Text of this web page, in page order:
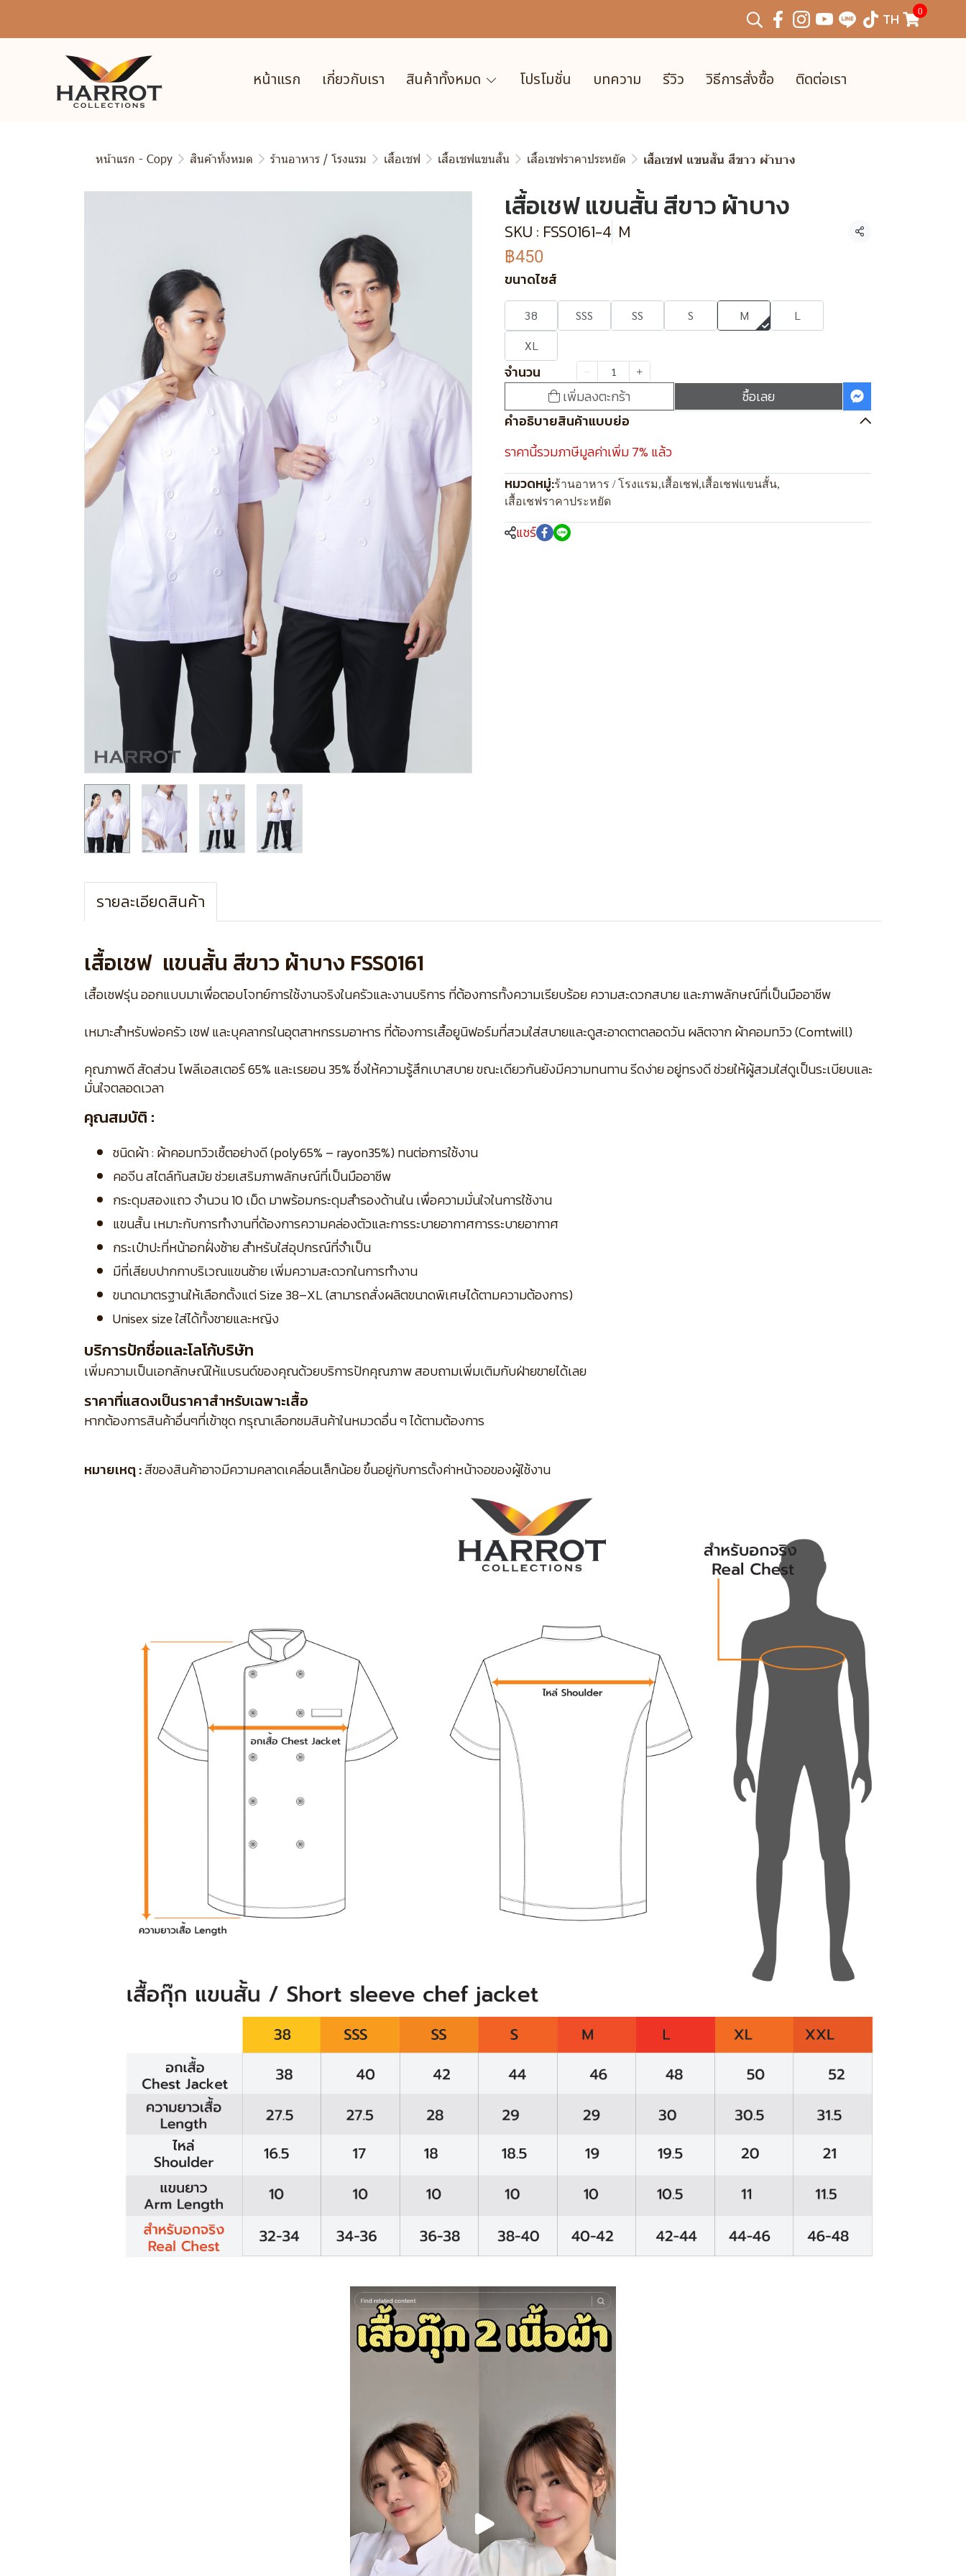
TH 0
หน้าแรก เกี่ยวกับเรา สินค้าทั้งหมด โปรโมชั่น บทความ รีวิว วิธีการสั่งซื้อ ติดต่อเรา
หน้าแรก - Copy สินค้าทั้งหมด ร้านอาหาร / โรงแรม เสื้อเชฟ เสื้อเชฟแขนสั้น เสื้อเชฟราคาประหยัด เสื้อเชฟ แขนสั้น สีขาว ผ้าบาง
เสื้อเชฟ แขนสั้น สีขาว ผ้าบาง
SKU : FSS0161-4 M แชร์
฿450
ขนาดไซส์
38 SSS SS S M
L
XL
จำนวน
เพิ่มลงตะกร้า
ซื้อเลย
คำอธิบายสินค้าแบบย่อ
ราคานี้รวมภาษีมูลค่าเพิ่ม 7% แล้ว
หมวดหมู่:ร้านอาหาร / โรงแรม,เสื้อเชฟ,เสื้อเชฟแขนสั้น,
เสื้อเชฟราคาประหยัด
แชร์
รายละเอียดสินค้า
เสื้อเชฟ แขนสั้น สีขาว ผ้าบาง FSS0161
เสื้อเชฟรุ่น ออกแบบมาเพื่อตอบโจทย์การใช้งานจริงในครัวและงานบริการ ที่ต้องการทั้งความเรียบร้อย ความสะดวกสบาย และภาพลักษณ์ที่เป็นมืออาชีพ
เหมาะสำหรับพ่อครัว เชฟ และบุคลากรในอุตสาหกรรมอาหาร ที่ต้องการเสื้อยูนิฟอร์มที่สวมใส่สบายและดูสะอาดตาตลอดวัน ผลิตจาก ผ้าคอมทวิว (Comtwill)
คุณภาพดี สัดส่วน โพลีเอสเตอร์ 65% และเรยอน 35% ซึ่งให้ความรู้สึกเบาสบาย ขณะเดียวกันยังมีความทนทาน รีดง่าย อยู่ทรงดี ช่วยให้ผู้สวมใส่ดูเป็นระเบียบและ
มั่นใจตลอดเวลา
คุณสมบัติ :
ชนิดผ้า : ผ้าคอมทวิวเชิ้ตอย่างดี (poly65% – rayon35%) ทนต่อการใช้งาน
คอจีน สไตล์ทันสมัย ช่วยเสริมภาพลักษณ์ที่เป็นมืออาชีพ
กระดุมสองแถว จำนวน 10 เม็ด มาพร้อมกระดุมสำรองด้านใน เพื่อความมั่นใจในการใช้งาน
แขนสั้น เหมาะกับการทำงานที่ต้องการความคล่องตัวและการระบายอากาศการระบายอากาศ
กระเป๋าปะที่หน้าอกฝั่งซ้าย สำหรับใส่อุปกรณ์ที่จำเป็น
มีที่เสียบปากกาบริเวณแขนซ้าย เพิ่มความสะดวกในการทำงาน
ขนาดมาตรฐานให้เลือกตั้งแต่ Size 38–XL (สามารถสั่งผลิตขนาดพิเศษได้ตามความต้องการ)
Unisex size ใส่ได้ทั้งชายและหญิง
บริการปักชื่อและโลโก้บริษัท
เพิ่มความเป็นเอกลักษณ์ให้แบรนด์ของคุณด้วยบริการปักคุณภาพ สอบถามเพิ่มเติมกับฝ่ายขายได้เลย
ราคาที่แสดงเป็นราคาสำหรับเฉพาะเสื้อ
หากต้องการสินค้าอื่นๆที่เข้าชุด กรุณาเลือกชมสินค้าในหมวดอื่น ๆ ได้ตามต้องการ
หมายเหตุ :สีของสินค้าอาจมีความคลาดเคลื่อนเล็กน้อย ขึ้นอยู่กับการตั้งค่าหน้าจอของผู้ใช้งาน